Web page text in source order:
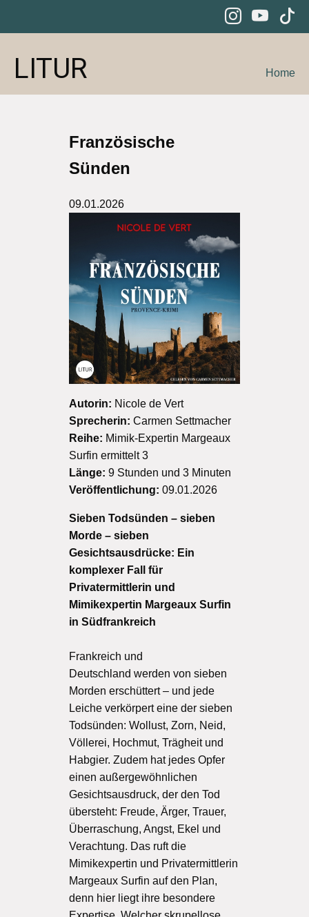
LITUR Home
Französische
Sünden
09.01.2026
Autorin: Nicole de Vert
Sprecherin: Carmen Settmacher
Reihe: Mimik-Expertin Margeaux
Surfin ermittelt 3
Länge: 9 Stunden und 3 Minuten
Veröffentlichung: 09.01.2026
Sieben Todsünden – sieben
Morde – sieben
Gesichtsausdrücke: Ein
komplexer Fall für
Privatermittlerin und
Mimikexpertin Margeaux Surfin
in Südfrankreich
Frankreich und
Deutschland werden von sieben
Morden erschüttert – und jede
Leiche verkörpert eine der sieben
Todsünden: Wollust, Zorn, Neid,
Völlerei, Hochmut, Trägheit und
Habgier. Zudem hat jedes Opfer
einen außergewöhnlichen
Gesichtsausdruck, der den Tod
übersteht: Freude, Ärger, Trauer,
Überraschung, Angst, Ekel und
Verachtung. Das ruft die
Mimikexpertin und Privatermittlerin
Margeaux Surfin auf den Plan,
denn hier liegt ihre besondere